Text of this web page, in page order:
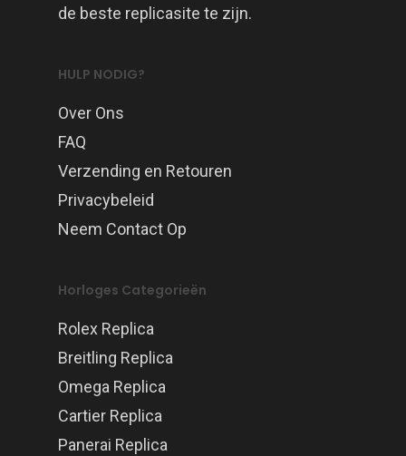
de beste replicasite te zijn.
HULP NODIG?
Over Ons
FAQ
Verzending en Retouren
Privacybeleid
Neem Contact Op
Horloges Categorieën
Rolex Replica
Breitling Replica
Omega Replica
Cartier Replica
Panerai Replica